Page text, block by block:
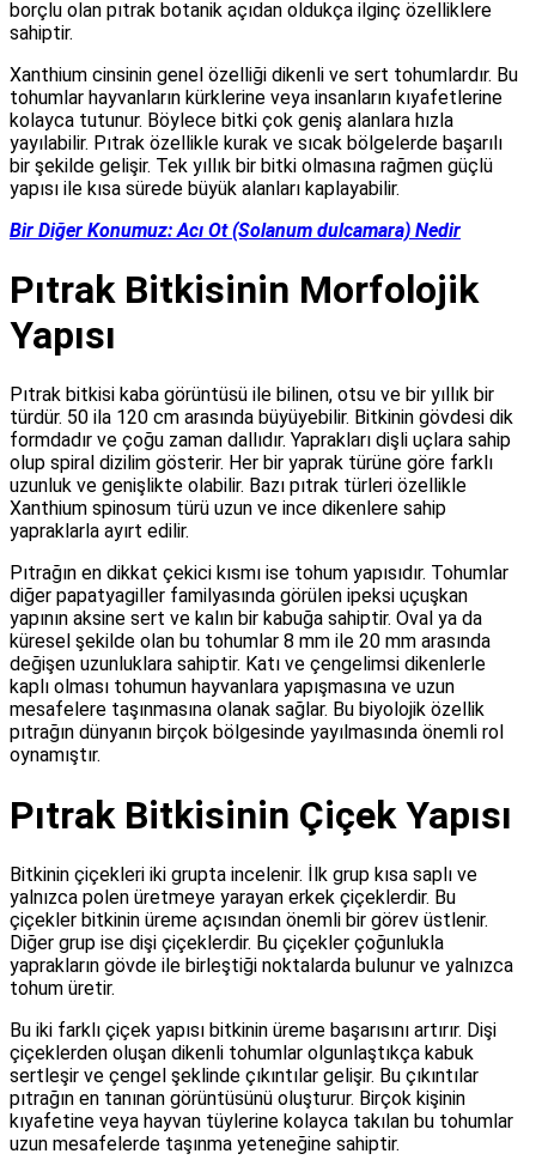
borçlu olan pıtrak botanik açıdan oldukça ilginç özelliklere
sahiptir.
Xanthium cinsinin genel özelliği dikenli ve sert tohumlardır. Bu
tohumlar hayvanların kürklerine veya insanların kıyafetlerine
kolayca tutunur. Böylece bitki çok geniş alanlara hızla
yayılabilir. Pıtrak özellikle kurak ve sıcak bölgelerde başarılı
bir şekilde gelişir. Tek yıllık bir bitki olmasına rağmen güçlü
yapısı ile kısa sürede büyük alanları kaplayabilir.
Bir Diğer Konumuz: Acı Ot (Solanum dulcamara) Nedir
Pıtrak Bitkisinin Morfolojik
Yapısı
Pıtrak bitkisi kaba görüntüsü ile bilinen, otsu ve bir yıllık bir
türdür. 50 ila 120 cm arasında büyüyebilir. Bitkinin gövdesi dik
formdadır ve çoğu zaman dallıdır. Yaprakları dişli uçlara sahip
olup spiral dizilim gösterir. Her bir yaprak türüne göre farklı
uzunluk ve genişlikte olabilir. Bazı pıtrak türleri özellikle
Xanthium spinosum türü uzun ve ince dikenlere sahip
yapraklarla ayırt edilir.
Pıtrağın en dikkat çekici kısmı ise tohum yapısıdır. Tohumlar
diğer papatyagiller familyasında görülen ipeksi uçuşkan
yapının aksine sert ve kalın bir kabuğa sahiptir. Oval ya da
küresel şekilde olan bu tohumlar 8 mm ile 20 mm arasında
değişen uzunluklara sahiptir. Katı ve çengelimsi dikenlerle
kaplı olması tohumun hayvanlara yapışmasına ve uzun
mesafelere taşınmasına olanak sağlar. Bu biyolojik özellik
pıtrağın dünyanın birçok bölgesinde yayılmasında önemli rol
oynamıştır.
Pıtrak Bitkisinin Çiçek Yapısı
Bitkinin çiçekleri iki grupta incelenir. İlk grup kısa saplı ve
yalnızca polen üretmeye yarayan erkek çiçeklerdir. Bu
çiçekler bitkinin üreme açısından önemli bir görev üstlenir.
Diğer grup ise dişi çiçeklerdir. Bu çiçekler çoğunlukla
yaprakların gövde ile birleştiği noktalarda bulunur ve yalnızca
tohum üretir.
Bu iki farklı çiçek yapısı bitkinin üreme başarısını artırır. Dişi
çiçeklerden oluşan dikenli tohumlar olgunlaştıkça kabuk
sertleşir ve çengel şeklinde çıkıntılar gelişir. Bu çıkıntılar
pıtrağın en tanınan görüntüsünü oluşturur. Birçok kişinin
kıyafetine veya hayvan tüylerine kolayca takılan bu tohumlar
uzun mesafelerde taşınma yeteneğine sahiptir.